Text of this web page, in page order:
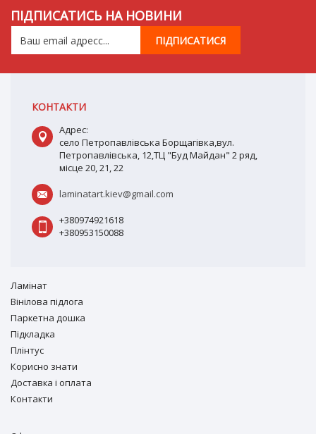
ПІДПИСАТИСЬ НА НОВИНИ
КОНТАКТИ
Адрес:
село Петропавлівська Борщагівка,вул.
Петропавлівська, 12,ТЦ "Буд Майдан" 2 ряд,
місце 20, 21, 22
laminatart.kiev@gmail.com
+380974921618
+380953150088
Ламiнат
Вiнiлова підлога
Паркетна дошка
Підкладка
Плінтус
Корисно знати
Доставка і оплата
Контакти